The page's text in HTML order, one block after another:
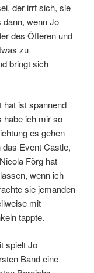
der irrt sich, sie
dann, wenn Jo
des Öfteren und
zu
bringt sich
hat ist spannend
habe ich mir so
es gehen
Event Castle,
Förg hat
wenn ich
sie jemanden
mit
tappte.
spielt Jo
Band eine